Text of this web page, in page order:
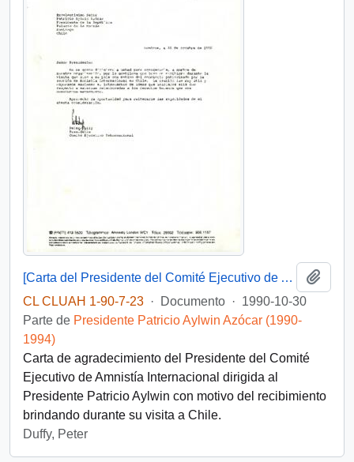
[Carta del Presidente del Comité Ejecutivo de Amnistía Internacional dirigida al Presidente Patricio Aylwin]
CL CLUAH 1-90-7-23 · Documento · 1990-10-30
Parte de Presidente Patricio Aylwin Azócar (1990-
1994)
Carta de agradecimiento del Presidente del Comité
Ejecutivo de Amnistía Internacional dirigida al
Presidente Patricio Aylwin con motivo del recibimiento
brindando durante su visita a Chile.
Duffy, Peter